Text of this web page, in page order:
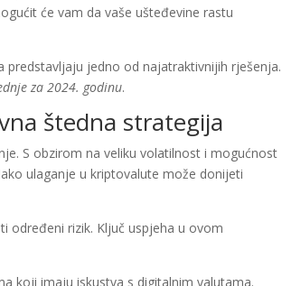
će vam da vaše ušteđevine rastu
predstavljaju jedno od najatraktivnijih rješenja.
za 2024. godinu.
štedna strategija
S obzirom na veliku volatilnost i mogućnost
ulaganje u kriptovalute može donijeti
određeni rizik. Ključ uspjeha u ovom
koji imaju iskustva s digitalnim valutama.